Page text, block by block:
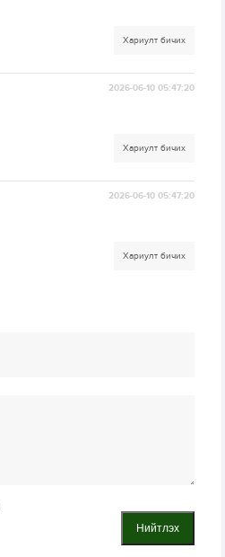
Хариулт бичих
2026-06-10 05:47:20
Хариулт бичих
2026-06-10 05:47:20
Хариулт бичих
Нийтлэх